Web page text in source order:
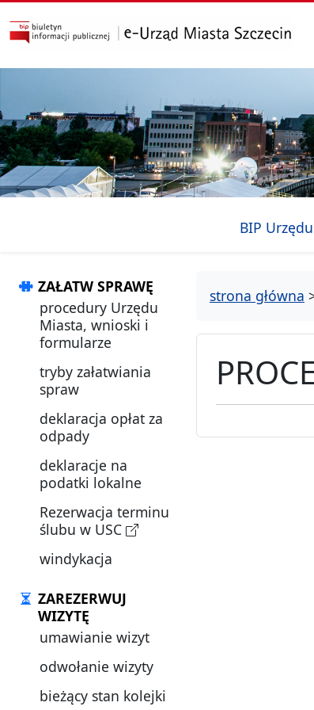
przejdź do głównego menu
BIP
ZAŁATW SPRAWĘ
procedury Urzędu
Miasta, wnioski i
formularze
tryby załatwiania
spraw
deklaracja opłat za
odpady
deklaracje na
podatki lokalne
Rezerwacja terminu
ślubu w USC
windykacja
ZAREZERWUJ
WIZYTĘ
umawianie wizyt
odwołanie wizyty
bieżący stan kolejki
strona główna